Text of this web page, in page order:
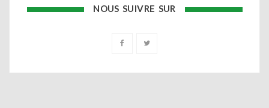
NOUS SUIVRE SUR